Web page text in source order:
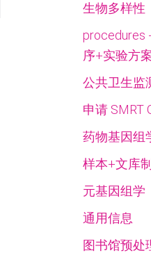
生物多样性
procedures
序+实验方
公共卫生监
申请 SMRT
药物基因组
样本+文库
元基因组学
通用信息
图书馆预处